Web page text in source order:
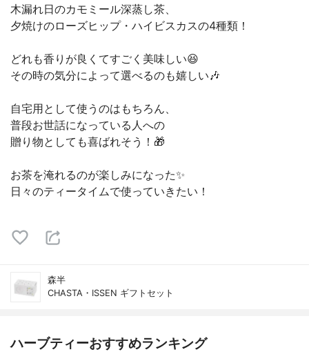
木漏れ日のカモミール深蒸し茶、
夕焼けのローズヒップ・ハイビスカスの4種類！
どれも香りが良くてすごく美味しい😆
その時の気分によって選べるのも嬉しい🎶
自宅用として使うのはもちろん、
普段お世話になっている人への
贈り物としても喜ばれそう！🎁
お茶を淹れるのが楽しみになった✨
日々のティータイムで使っていきたい！
森半
CHASTA・ISSEN ギフトセット
ハーブティーおすすめランキング